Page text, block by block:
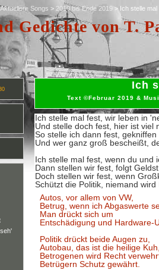
Aktuellere Songs > 2010 bis Ende 2019 > Ich stelle
Gedichte von T.
Ich
Text ©Februar 2019 &
Ich stelle mal fest, wir leben in
Und stelle doch fest, hier ist viel
So stelle ich dann fest,
Und wer ganz groß bescheißt,
Ich stelle mal fest, wenn du und
Dann stellen wir fest, folgt
Doch stellen wir fest, wenn
Schützt die Politik, niemand
Autos, vor allem von VW,
Betrug, wenn ich Abgaswerte
Man drückt sich um
Entschädigung und Hardware-
Politik drückt beide Augen zu,
Autobau, das ist die heilige
Betrogenen wird Recht
Betrügern Schutz gewährt.